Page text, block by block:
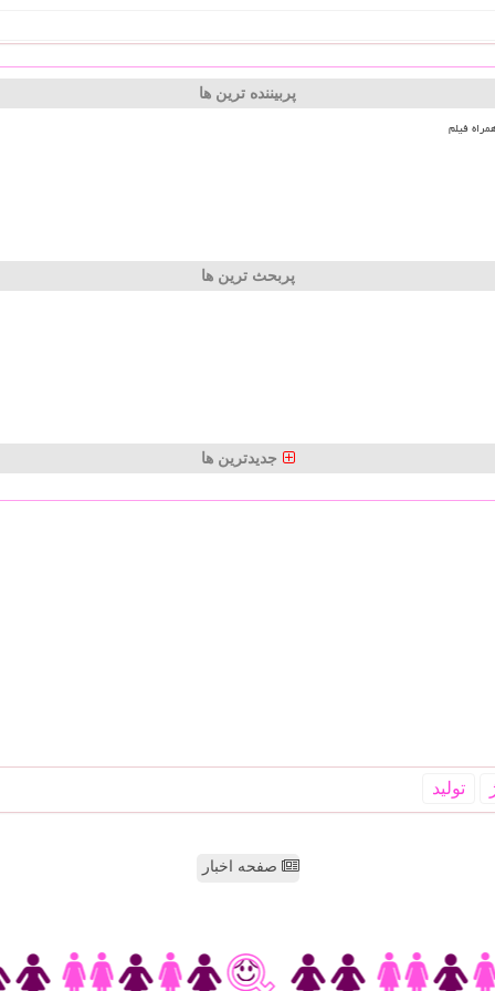
پربیننده ترین ها
فیلم
پربحث ترین ها
جدیدترین ها
تولید
صفحه اخبار